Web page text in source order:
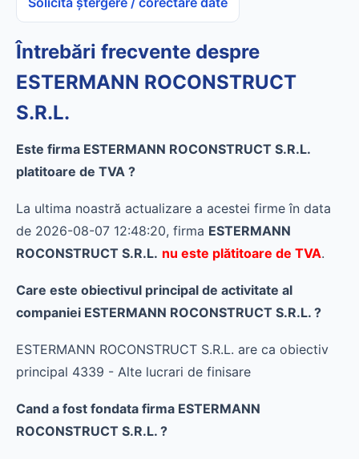
Întrebări frecvente despre
ESTERMANN ROCONSTRUCT
S.R.L.
Este firma ESTERMANN ROCONSTRUCT S.R.L.
platitoare de TVA ?
La ultima noastră actualizare a acestei firme în data
de 2026-08-07 12:48:20, firma ESTERMANN
ROCONSTRUCT S.R.L. nu este plătitoare de TVA.
Care este obiectivul principal de activitate al
companiei ESTERMANN ROCONSTRUCT S.R.L. ?
ESTERMANN ROCONSTRUCT S.R.L. are ca obiectiv
principal 4339 - Alte lucrari de finisare
Cand a fost fondata firma ESTERMANN
ROCONSTRUCT S.R.L. ?